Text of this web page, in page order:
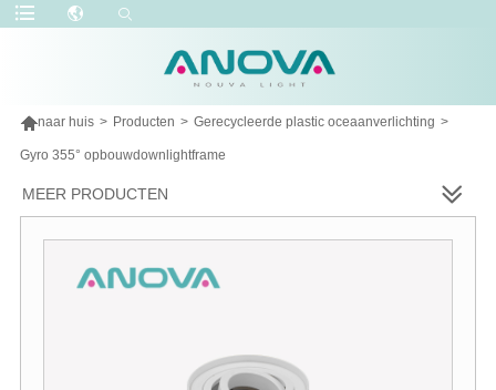
naar huis > Producten > Gerecycleerde plastic oceaanverlichting >
Gyro 355° opbouwdownlightframe
MEER PRODUCTEN